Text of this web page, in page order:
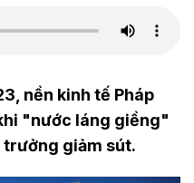
nền kinh tế Pháp
"nước láng giềng"
giảm sút.